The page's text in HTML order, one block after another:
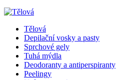
Tělová
Depilační vosky a pasty
Sprchové gely
Tuhá mýdla
Deodoranty a antiperspiranty
Peelingy